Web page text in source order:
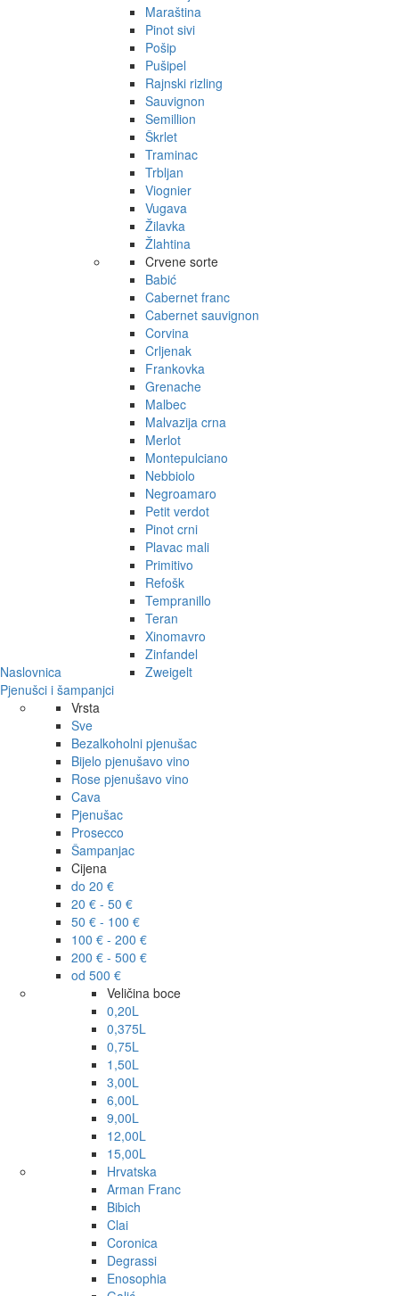
Naslovnica
Maraština
Pinot sivi
Pošip
Pušipel
Rajnski rizling
Sauvignon
Semillion
Škrlet
Traminac
Trbljan
Viognier
Vugava
Žilavka
Žlahtina
Crvene sorte
Babić
Cabernet franc
Cabernet sauvignon
Corvina
Crljenak
Frankovka
Grenache
Malbec
Malvazija crna
Merlot
Montepulciano
Nebbiolo
Negroamaro
Petit verdot
Pinot crni
Plavac mali
Primitivo
Refošk
Tempranillo
Teran
Xinomavro
Zinfandel
Zweigelt
Pjenušci i šampanjci
Vrsta
Sve
Bezalkoholni pjenušac
Bijelo pjenušavo vino
Rose pjenušavo vino
Cava
Pjenušac
Prosecco
Šampanjac
Cijena
do 20 €
20 € - 50 €
50 € - 100 €
100 € - 200 €
200 € - 500 €
od 500 €
Veličina boce
0,20L
0,375L
0,75L
1,50L
3,00L
6,00L
9,00L
12,00L
15,00L
Hrvatska
Arman Franc
Bibich
Clai
Coronica
Degrassi
Enosophia